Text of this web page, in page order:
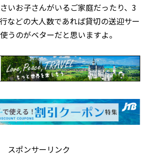
いお子さんがいるご家庭だったり、3
などの大人数であれば貸切の送迎サー
うのがベターだと思いますよ。
スポンサーリンク